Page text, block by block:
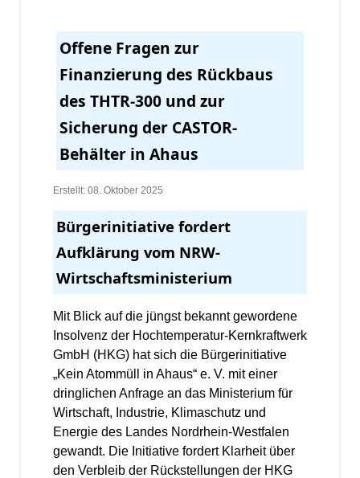
Offene Fragen zur
Finanzierung des Rückbaus
des THTR-300 und zur
Sicherung der CASTOR-
Behälter in Ahaus
Erstellt: 08. Oktober 2025
Bürgerinitiative fordert
Aufklärung vom NRW-
Wirtschaftsministerium
Mit Blick auf die jüngst bekannt gewordene
Insolvenz der Hochtemperatur-Kernkraftwerk
GmbH (HKG) hat sich die Bürgerinitiative
„Kein Atommüll in Ahaus“ e. V. mit einer
dringlichen Anfrage an das Ministerium für
Wirtschaft, Industrie, Klimaschutz und
Energie des Landes Nordrhein-Westfalen
gewandt. Die Initiative fordert Klarheit über
den Verbleib der Rückstellungen der HKG